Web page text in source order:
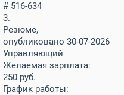
# 516-634
3.
Резюме,
опубликовано 30-07-2026
Управляющий
Желаемая зарплата:
250 руб.
График работы: